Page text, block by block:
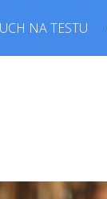
NA TESTU